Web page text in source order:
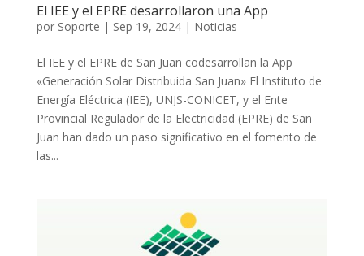
El IEE y el EPRE desarrollaron una App
por Soporte | Sep 19, 2024| Noticias
El IEE y el EPRE de San Juan codesarrollan la App
«Generación Solar Distribuida San Juan» El Instituto de
Energía Eléctrica (IEE), UNJS-CONICET, y el Ente
Provincial Regulador de la Electricidad (EPRE) de San
Juan han dado un paso significativo en el fomento de
las...